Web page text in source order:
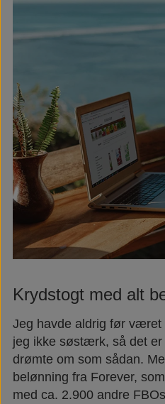
FAQ om
Krydstogt med alt
Jeg havde aldrig før været
jeg ikke søstærk, så det
drømte om som sådan.
belønning fra Forever,
med ca. 2.900 andre